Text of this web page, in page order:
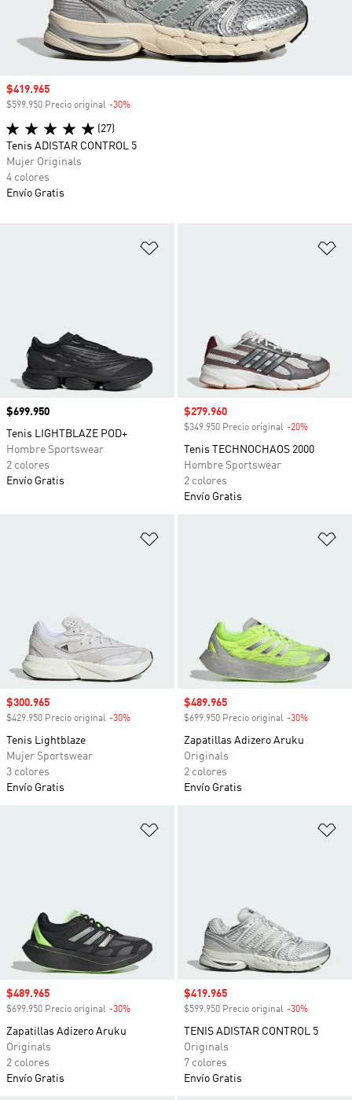
Precio
$699.950
Tenis LIGHTBLAZE POD+
Hombre Sportswear
2 colores
Envío Gratis
Precio de venta
$279.960
$349.950 Precio original -20%
Tenis TECHNOCHAOS 2000
Hombre Sportswear
2 colores
Envío Gratis
Precio de venta
$300.965
$429.950 Precio original -30%
Tenis Lightblaze
Mujer Sportswear
3 colores
Envío Gratis
Precio de venta
$489.965
$699.950 Precio original -30%
Zapatillas Adizero Aruku
Originals
2 colores
Envío Gratis
Precio de venta
$489.965
$699.950 Precio original -30%
Zapatillas Adizero Aruku
Originals
2 colores
Envío Gratis
Precio de venta
$419.965
$599.950 Precio original -30%
TENIS ADISTAR CONTROL 5
Originals
7 colores
Envío Gratis
Precio de venta
$419.965
$599.950 Precio original -30%
(27)
Tenis ADISTAR CONTROL 5
Mujer Originals
4 colores
Envío Gratis